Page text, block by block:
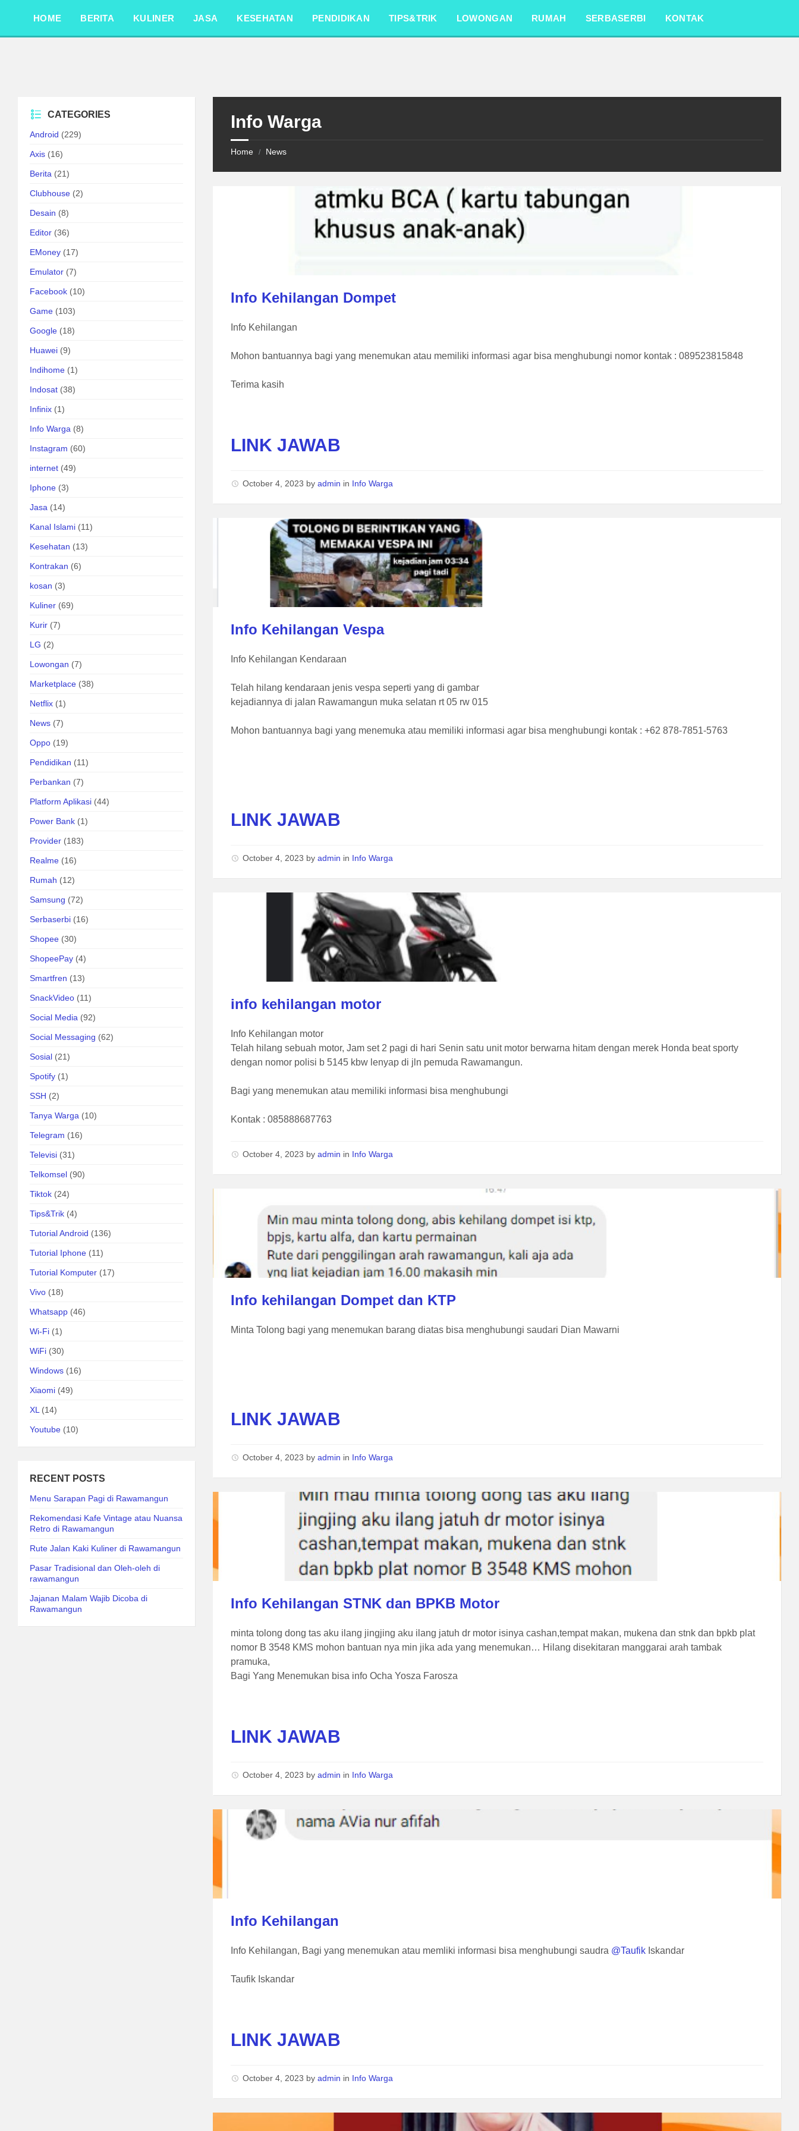
sidebar
HOME BERITA KULINER JASA KESEHATAN PENDIDIKAN TIPS&TRIK LOWONGAN RUMAH SERBASERBI KONTAK
Info Warga
Home / News
Info Kehilangan Dompet
Info Kehilangan
Mohon bantuannya bagi yang menemukan atau memiliki informasi agar bisa menghubungi nomor kontak : 089523815848
Terima kasih
LINK JAWAB
October 4, 2023 byadmin in Info Warga
Info Kehilangan Vespa
Info Kehilangan Kendaraan
Telah hilang kendaraan jenis vespa seperti yang di gambar
kejadiannya di jalan Rawamangun muka selatan rt 05 rw 015
Mohon bantuannya bagi yang menemuka atau memiliki informasi agar bisa menghubungi kontak : +62 878-7851-5763
LINK JAWAB
October 4, 2023 byadmin in Info Warga
info kehilangan motor
Info Kehilangan motor
Telah hilang sebuah motor, Jam set 2 pagi di hari Senin satu unit motor berwarna hitam dengan merek Honda beat sporty
dengan nomor polisi b 5145 kbw lenyap di jln pemuda Rawamangun.
Bagi yang menemukan atau memiliki informasi bisa menghubungi
Kontak : 085888687763
October 4, 2023 byadmin in Info Warga
Info kehilangan Dompet dan KTP
Minta Tolong bagi yang menemukan barang diatas bisa menghubungi saudari Dian Mawarni
LINK JAWAB
October 4, 2023 byadmin in Info Warga
Info Kehilangan STNK dan BPKB Motor
minta tolong dong tas aku ilang jingjing aku ilang jatuh dr motor isinya cashan,tempat makan, mukena dan stnk dan bpkb plat
nomor B 3548 KMS mohon bantuan nya min jika ada yang menemukan… Hilang disekitaran manggarai arah tambak
pramuka,
Bagi Yang Menemukan bisa info Ocha Yosza Farosza
LINK JAWAB
October 4, 2023 byadmin in Info Warga
Info Kehilangan
Info Kehilangan, Bagi yang menemukan atau memliki informasi bisa menghubungi saudra @Taufik Iskandar
Taufik Iskandar
LINK JAWAB
October 4, 2023 byadmin in Info Warga
CATEGORIES
Android (229)
Axis (16)
Berita (21)
Clubhouse (2)
Desain (8)
Editor (36)
EMoney (17)
Emulator (7)
Facebook (10)
Game (103)
Google (18)
Huawei (9)
Indihome (1)
Indosat (38)
Infinix (1)
Info Warga (8)
Instagram (60)
internet (49)
Iphone (3)
Jasa (14)
Kanal Islami (11)
Kesehatan (13)
Kontrakan (6)
kosan (3)
Kuliner (69)
Kurir (7)
LG (2)
Lowongan (7)
Marketplace (38)
Netflix (1)
News (7)
Oppo (19)
Pendidikan (11)
Perbankan (7)
Platform Aplikasi (44)
Power Bank (1)
Provider (183)
Realme (16)
Rumah (12)
Samsung (72)
Serbaserbi (16)
Shopee (30)
ShopeePay (4)
Smartfren (13)
SnackVideo (11)
Social Media (92)
Social Messaging (62)
Sosial (21)
Spotify (1)
SSH (2)
Tanya Warga (10)
Telegram (16)
Televisi (31)
Telkomsel (90)
Tiktok (24)
Tips&Trik (4)
Tutorial Android (136)
Tutorial Iphone (11)
Tutorial Komputer (17)
Vivo (18)
Whatsapp (46)
Wi-Fi (1)
WiFi (30)
Windows (16)
Xiaomi (49)
XL (14)
Youtube (10)
RECENT POSTS
Menu Sarapan Pagi di Rawamangun
Rekomendasi Kafe Vintage atau Nuansa
Retro di Rawamangun
Rute Jalan Kaki Kuliner di Rawamangun
Pasar Tradisional dan Oleh-oleh di
rawamangun
Jajanan Malam Wajib Dicoba di
Rawamangun